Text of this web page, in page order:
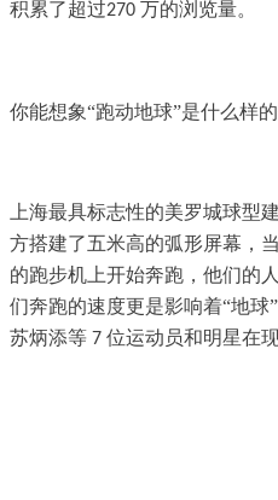
积累了超过270 万的浏览量。
你能想象“跑动地球”是什么样
上海最具标志性的美罗城球型
方搭建了五米高的弧形屏幕，
的跑步机上开始奔跑，他们的
们奔跑的速度更是影响着“地球
苏炳添等 7 位运动员和明星在